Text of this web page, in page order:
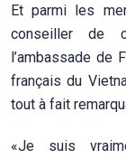
Et parmi les
conseiller de
l’ambassade de
français du
tout à fait
«Je suis